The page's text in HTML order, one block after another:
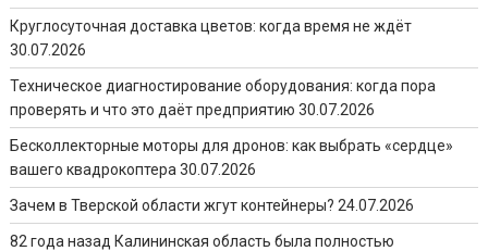
Круглосуточная доставка цветов: когда время не ждёт
30.07.2026
Техническое диагностирование оборудования: когда пора
проверять и что это даёт предприятию 30.07.2026
Бесколлекторные моторы для дронов: как выбрать «сердце»
вашего квадрокоптера 30.07.2026
Зачем в Тверской области жгут контейнеры? 24.07.2026
82 года назад Калининская область была полностью